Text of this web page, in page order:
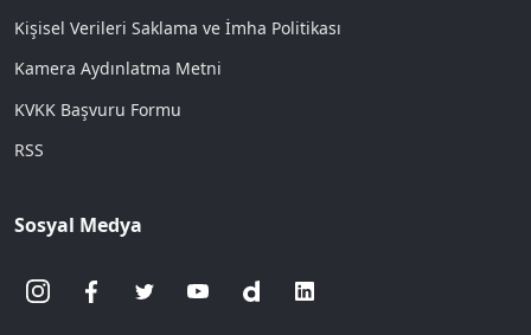
Kişisel Verileri Saklama ve İmha Politikası
Kamera Aydınlatma Metni
KVKK Başvuru Formu
RSS
Sosyal Medya